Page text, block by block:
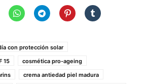
con protección solar
15
cosmética pro-ageing
crema antiedad piel madura